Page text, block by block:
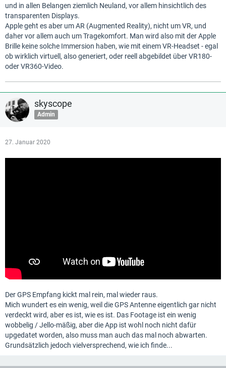
und in allen Belangen ziemlich Neuland, vor allem hinsichtlich des
transparenten Displays.
Apple geht es aber um AR (Augmented Reality), nicht um VR, und
daher vor allem auch um Tragekomfort. Man wird also mit der Apple
Brille keine solche Immersion haben, wie mit einem VR-Headset - egal
ob wirklich virtuell, also generiert, oder reell abgebildet über VR180-
oder VR360-Video.
skyscope
Admin
27. Januar 2020
Der GPS Empfang kickt mal rein, mal wieder raus.
Mich wundert es ein wenig, weil die GPS Antenne eigentlich gar nicht
verdeckt wird, aber es ist, wie es ist. Das Footage ist ein wenig
wobbelig / Jello-mäßig, aber die App ist wohl noch nicht dafür
upgedatet worden, also muss man auch das mal noch abwarten.
Grundsätzlich jedoch vielversprechend, wie ich finde...